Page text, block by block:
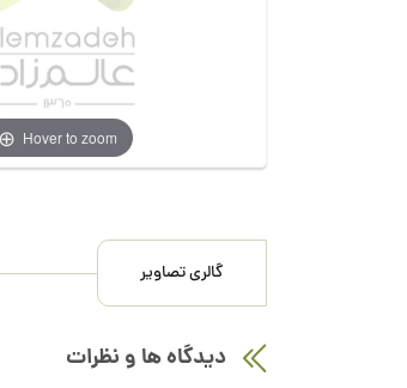
Hover to zoom
گالری تصاویر
دیدگاه ها و نظرات